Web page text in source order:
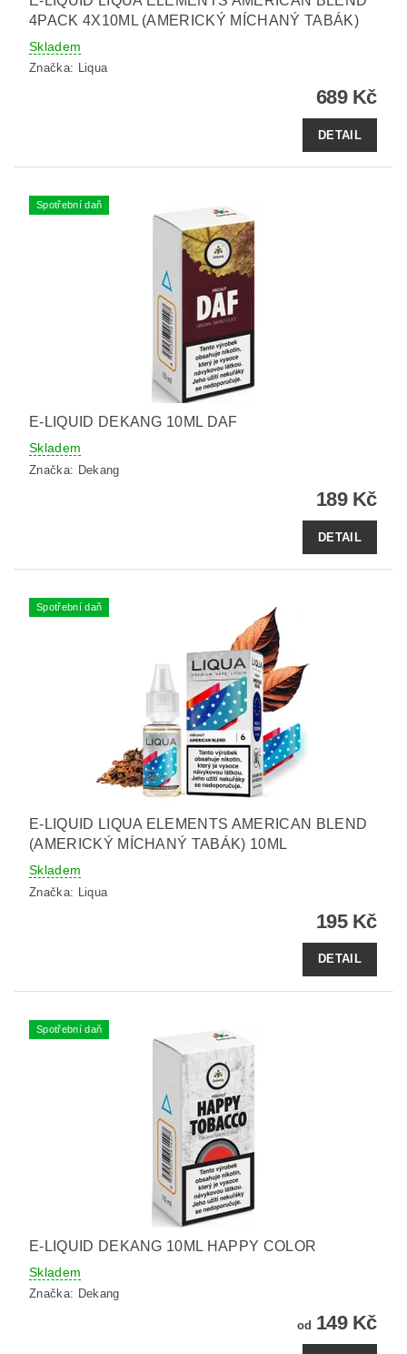
4PACK 4X10ML (AMERICKÝ MÍCHANÝ TABÁK)
Skladem
Značka: Liqua
689 Kč
DETAIL
Spotřební daň
E-LIQUID DEKANG 10ML DAF
Skladem
Značka: Dekang
189 Kč
DETAIL
Spotřební daň
E-LIQUID LIQUA ELEMENTS AMERICAN BLEND
(AMERICKÝ MÍCHANÝ TABÁK) 10ML
Skladem
Značka: Liqua
195 Kč
DETAIL
Spotřební daň
E-LIQUID DEKANG 10ML HAPPY COLOR
Skladem
Značka: Dekang
od 149 Kč